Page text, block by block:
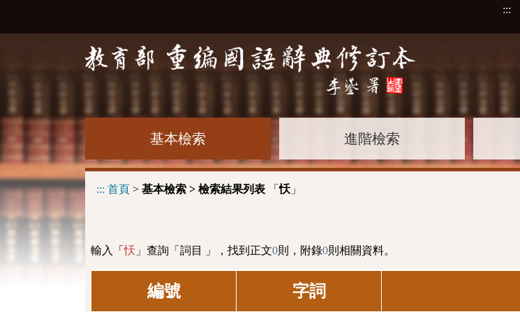
:::
基本檢索 進階檢索
::: 首頁 > 基本檢索 > 檢索結果列表 「㤇 」
輸入「㤇 」查詢「詞目 」，找到正文0則，附錄0則相關資料。
編號 字詞